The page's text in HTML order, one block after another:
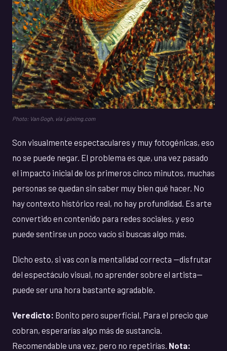
Photo: Van Gogh, via i.pinimg.com
Son visualmente espectaculares y muy fotogénicas, eso
no se puede negar. El problema es que, una vez pasado
el impacto inicial de los primeros cinco minutos, muchas
personas se quedan sin saber muy bien qué hacer. No
hay contexto histórico real, no hay profundidad. Es arte
convertido en contenido para redes sociales, y eso
puede sentirse un poco vacío si buscas algo más.
Dicho esto, si vas con la mentalidad correcta —disfrutar
del espectáculo visual, no aprender sobre el artista—
puede ser una hora bastante agradable.
Veredicto: Bonito pero superficial. Para el precio que
cobran, esperarías algo más de sustancia.
Recomendable una vez, pero no repetirías. Nota: